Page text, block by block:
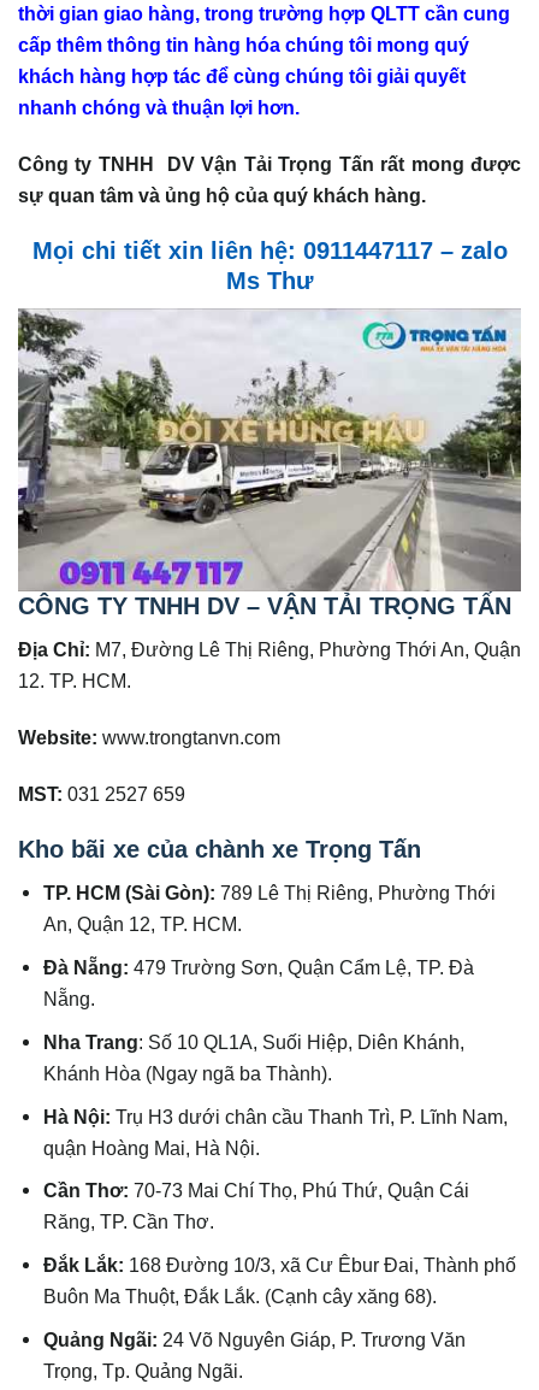
thời gian giao hàng, trong trường hợp QLTT cần cung
cấp thêm thông tin hàng hóa chúng tôi mong quý
khách hàng hợp tác để cùng chúng tôi giải quyết
nhanh chóng và thuận lợi hơn.
Công ty TNHH DV Vận Tải Trọng Tấn rất mong được
sự quan tâm và ủng hộ của quý khách hàng.
Mọi chi tiết xin liên hệ: 0911447117 – zalo
Ms Thư
CÔNG TY TNHH DV – VẬN TẢI TRỌNG TẤN
Địa Chỉ: M7, Đường Lê Thị Riêng, Phường Thới An, Quận
12. TP. HCM.
Website: www.trongtanvn.com
MST: 031 2527 659
Kho bãi xe của chành xe Trọng Tấn
TP. HCM (Sài Gòn): 789 Lê Thị Riêng, Phường Thới
An, Quận 12, TP. HCM.
Đà Nẵng:479 Trường Sơn, Quận Cẩm Lệ, TP. Đà
Nẵng.
Nha Trang: Số 10 QL1A, Suối Hiệp, Diên Khánh,
Khánh Hòa (Ngay ngã ba Thành).
Hà Nội:Trụ H3 dưới chân cầu Thanh Trì, P. Lĩnh Nam,
quận Hoàng Mai, Hà Nội.
Cần Thơ:70-73 Mai Chí Thọ, Phú Thứ, Quận Cái
Răng, TP. Cần Thơ.
Đắk Lắk: 168 Đường 10/3, xã Cư Êbur Đai, Thành phố
Buôn Ma Thuột, Đắk Lắk. (Cạnh cây xăng 68).
Quảng Ngãi: 24 Võ Nguyên Giáp, P. Trương Văn
Trọng, Tp. Quảng Ngãi.